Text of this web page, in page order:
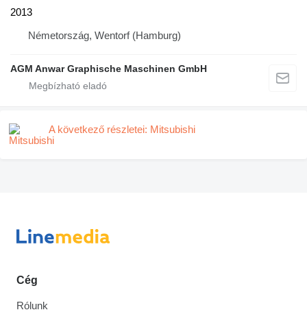
2013
Németország, Wentorf (Hamburg)
AGM Anwar Graphische Maschinen GmbH
A következő részletei: Mitsubishi
Cég
Rólunk